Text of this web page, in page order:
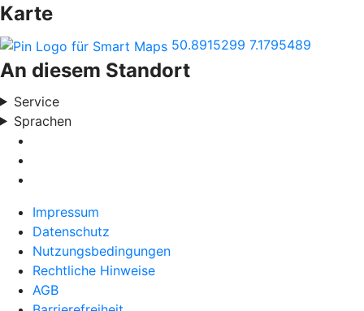
Karte
50.8915299 7.1795489
An diesem Standort
Service
Sprachen
Impressum
Datenschutz
Nutzungsbedingungen
Rechtliche Hinweise
AGB